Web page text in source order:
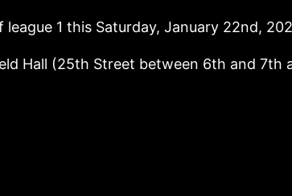
1 this Saturday, January 22nd,
Hall (25th Street between 6th and 7th